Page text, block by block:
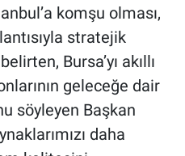
komşu olması,
stratejik
Bursa’yı akıllı
geleceğe dair
söyleyen Başkan
daha